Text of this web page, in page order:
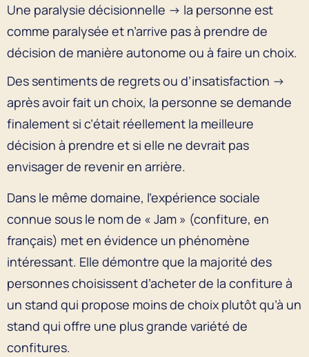
Une paralysie décisionnelle → la personne est
comme paralysée et n’arrive pas à prendre de
décision de manière autonome ou à faire un choix.
Des sentiments de regrets ou d’insatisfaction →
après avoir fait un choix, la personne se demande
finalement si c’était réellement la meilleure
décision à prendre et si elle ne devrait pas
envisager de revenir en arrière.
Dans le même domaine, l’expérience sociale
connue sous le nom de « Jam » (confiture, en
français) met en évidence un phénomène
intéressant. Elle démontre que la majorité des
personnes choisissent d’acheter de la confiture à
un stand qui propose moins de choix plutôt qu’à un
stand qui offre une plus grande variété de
confitures.